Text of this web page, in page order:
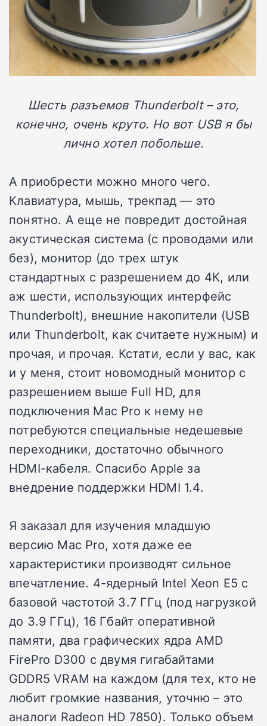
Шесть разъемов Thunderbolt – это,
конечно, очень круто. Но вот USB я бы
лично хотел побольше.
А приобрести можно много чего.
Клавиатура, мышь, трекпад — это
понятно. А еще не повредит достойная
акустическая система (с проводами или
без), монитор (до трех штук
стандартных с разрешением до 4К, или
аж шести, использующих интерфейс
Thunderbolt), внешние накопители (USB
или Thunderbolt, как считаете нужным) и
прочая, и прочая. Кстати, если у вас, как
и у меня, стоит новомодный монитор с
разрешением выше Full HD, для
подключения Mac Pro к нему не
потребуются специальные недешевые
переходники, достаточно обычного
HDMI-кабеля. Спасибо Apple за
внедрение поддержки HDMI 1.4.
Я заказал для изучения младшую
версию Mac Pro, хотя даже ее
характеристики производят сильное
впечатление. 4-ядерный Intel Xeon E5 с
базовой частотой 3.7 ГГц (под нагрузкой
до 3.9 ГГц), 16 Гбайт оперативной
памяти, два графических ядра AMD
FirePro D300 с двумя гигабайтами
GDDR5 VRAM на каждом (для тех, кто не
любит громкие названия, уточню – это
аналоги Radeon HD 7850). Только объем